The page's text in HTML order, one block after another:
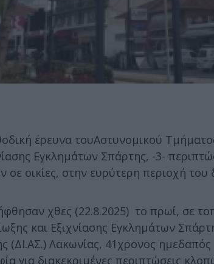
έρευνα τουΑστυνομικού
Εγκλημάτων Σπάρτης, -3-
οικίες, στην ευρύτερη περιοχή
χθες (22.8.2025) το πρωί, σε
και Εξιχνίασης Εγκλημάτων
(ΔΙ.ΑΣ.) Λακωνίας, 41χρονος
για διακεκριμένες περιπτώσεις